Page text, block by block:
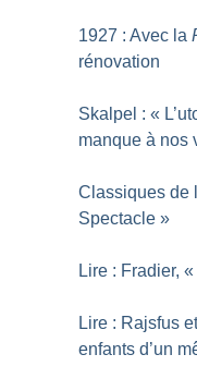
1927 : Avec la
rénovation
Skalpel : «
manque à nos
Classiques de
Spectacle »
Lire : Fradier, «
Lire : Rajsfus
enfants d’un